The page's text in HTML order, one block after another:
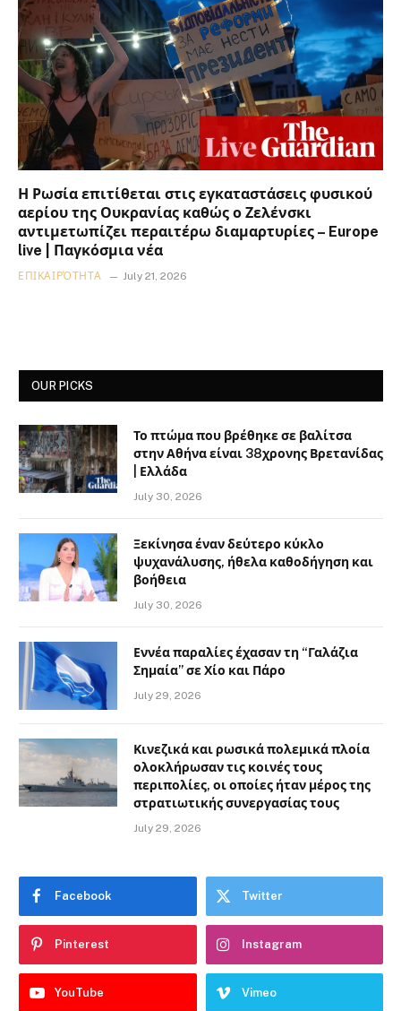
Η Ρωσία επιτίθεται στις εγκαταστάσεις φυσικού
αερίου της Ουκρανίας καθώς ο Ζελένσκι
αντιμετωπίζει περαιτέρω διαμαρτυρίες – Europe
live | Παγκόσμια νέα
ΕΠΙΚΑΙΡΌΤΗΤΑ July 21, 2026
OUR PICKS
Το πτώμα που βρέθηκε σε βαλίτσα
στην Αθήνα είναι 38χρονης Βρετανίδας
| Ελλάδα
July 30, 2026
Ξεκίνησα έναν δεύτερο κύκλο
ψυχανάλυσης, ήθελα καθοδήγηση και
βοήθεια
July 30, 2026
Εννέα παραλίες έχασαν τη “Γαλάζια
Σημαία” σε Χίο και Πάρο
July 29, 2026
Κινεζικά και ρωσικά πολεμικά πλοία
ολοκλήρωσαν τις κοινές τους
περιπολίες, οι οποίες ήταν μέρος της
στρατιωτικής συνεργασίας τους
July 29, 2026
Facebook Twitter
Pinterest Instagram
YouTube Vimeo